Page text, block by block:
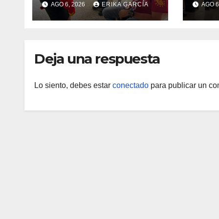
post-sismo junto a
comunidades
AGO 6, 2026 ERIKA GARCÍA AGO
Deja una respuesta
Lo siento, debes estar conectado para publicar un